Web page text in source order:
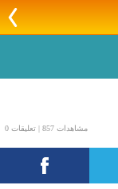
مشاهدات 857 | تعليقات 0